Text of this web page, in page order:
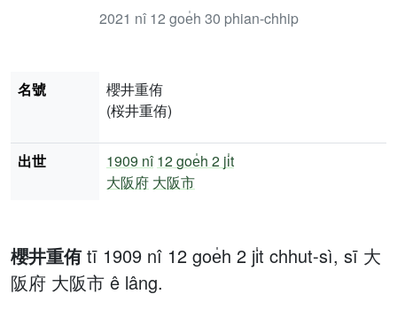
2021 nî 12 goe̍h 30 phian-chhip
櫻井重侑tī 1909 nî 12 goe̍h 2 ji̍t chhut-sì, sī 大
阪府 大阪市 ê lâng.
名號
櫻井重侑
(桜井重侑)
出世 1909 nî 12 goe̍h 2 ji̍t
大阪府 大阪市